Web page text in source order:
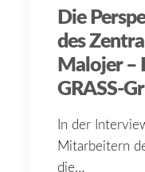
Die
des
Malojer –
GRASS-
In der
Mitarbeitern
die…